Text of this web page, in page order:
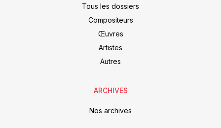
Tous les dossiers
Compositeurs
Œuvres
Artistes
Autres
ARCHIVES
Nos archives